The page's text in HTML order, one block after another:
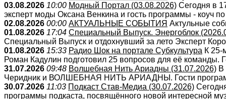
03.08.2026 10:00 Модный Портал (03.08.2026) Сегодня в
эксперт моды Оксана Венкина и гость программы - коуч по
02.08.2026 00:00 АКТУАЛЬНЫЕ СОБЫТИЯ Актульные
01.08.2026 17:04 Специальный Выпуск. Энергоблок
Специальный Выпуск и отдохнувший за лето Эксперт
01.08.2026 15:33 Радио Шок на портале Субкультура К 25-
Роман Кадулин подготовил 25 вопросов для её команды.
31.07.2026 09:48 Волшебная Нить Ариадны (31.07.2026) В
Черидник и ВОЛШЕБНАЯ НИТЬ АРИАДНЫ. Гости
30.07.2026 11:03 Подкаст Став-Медиа (30.07.2026)
программы подкаста, посвящённого новой интересной